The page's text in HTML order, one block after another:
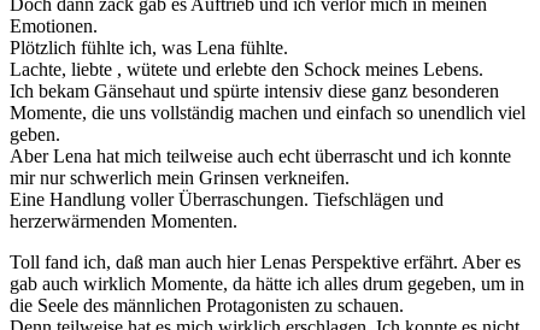
Doch dann zack gab es Auftrieb und ich verlor mich in meinen
Emotionen.
Plötzlich fühlte ich, was Lena fühlte.
Lachte, liebte , wütete und erlebte den Schock meines Lebens.
Ich bekam Gänsehaut und spürte intensiv diese ganz besonderen
Momente, die uns vollständig machen und einfach so unendlich viel
geben.
Aber Lena hat mich teilweise auch echt überrascht und ich konnte
mir nur schwerlich mein Grinsen verkneifen.
Eine Handlung voller Überraschungen. Tiefschlägen und
herzerwärmenden Momenten.
Toll fand ich, daß man auch hier Lenas Perspektive erfährt. Aber es
gab auch wirklich Momente, da hätte ich alles drum gegeben, um in
die Seele des männlichen Protagonisten zu schauen.